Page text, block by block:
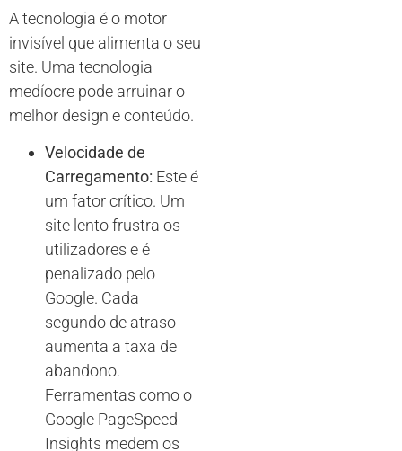
A tecnologia é o motor
invisível que alimenta o seu
site. Uma tecnologia
medíocre pode arruinar o
melhor design e conteúdo.
Velocidade de
Carregamento: Este é
um fator crítico. Um
site lento frustra os
utilizadores e é
penalizado pelo
Google. Cada
segundo de atraso
aumenta a taxa de
abandono.
Ferramentas como o
Google PageSpeed
Insights medem os